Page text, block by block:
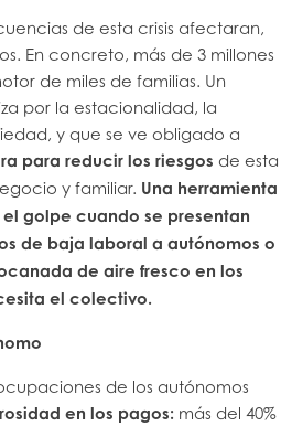
de esta crisis afectaran,
En concreto, más de 3 millones
de miles de familias. Un
por la estacionalidad, la
y que se ve obligado a
para reducir los riesgos de esta
y familiar. Una herramienta
golpe cuando se presentan
de baja laboral a autónomos o
de aire fresco en los
el colectivo.
de los autónomos
en los pagos: más del 40%